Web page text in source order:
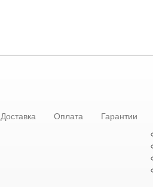
Доставка Оплата Гарантии